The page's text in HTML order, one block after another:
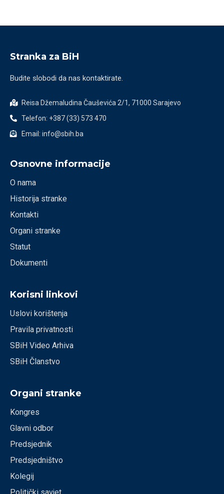
Stranka za BiH
Budite slobodi da nas kontaktirate.
Reisa Džemaludina Čauševića 2/1, 71000 Sarajevo
Telefon: +387 (33) 573 470
Email: info@sbih.ba
Osnovne informacije
O nama
Historija stranke
Kontakti
Organi stranke
Statut
Dokumenti
Korisni linkovi
Uslovi korištenja
Pravila privatnosti
SBiH Video Arhiva
SBiH Članstvo
Organi stranke
Kongres
Glavni odbor
Predsjednik
Predsjedništvo
Kolegij